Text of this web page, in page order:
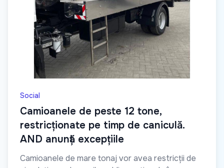
Social
Camioanele de peste 12 tone,
restricționate pe timp de caniculă.
AND anunță excepțiile
Camioanele de mare tonaj vor avea restricții de